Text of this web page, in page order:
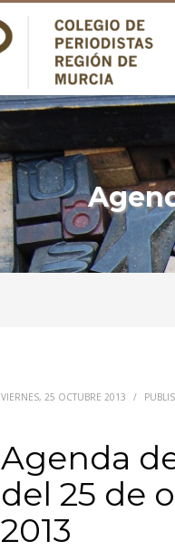
VIERNES, 25 OCTUBRE 2013 /
Agenda
del 25 de
2013